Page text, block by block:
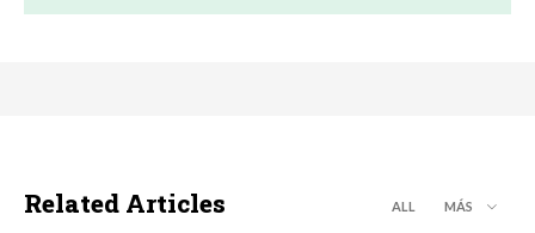
Related Articles ALL MÁS